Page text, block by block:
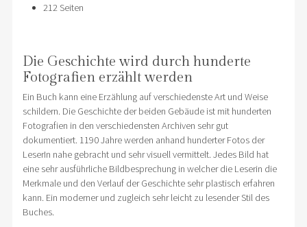
212 Seiten
Die Geschichte wird durch hunderte
Fotografien erzählt werden
Ein Buch kann eine Erzählung auf verschiedenste Art und Weise
schildern. Die Geschichte der beiden Gebäude ist mit hunderten
Fotografien in den verschiedensten Archiven sehr gut
dokumentiert. 1190 Jahre werden anhand hunderter Fotos der
LeserIn nahe gebracht und sehr visuell vermittelt. Jedes Bild hat
eine sehr ausführliche Bildbesprechung in welcher die Leserin die
Merkmale und den Verlauf der Geschichte sehr plastisch erfahren
kann. Ein moderner und zugleich sehr leicht zu lesender Stil des
Buches.